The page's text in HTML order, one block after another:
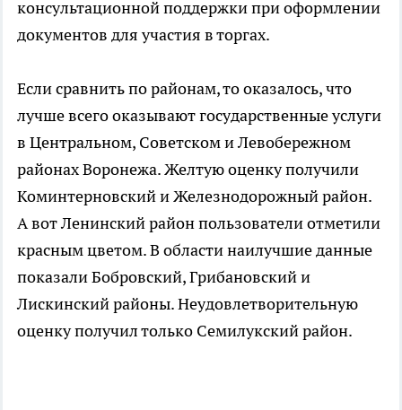
консультационной поддержки при оформлении
документов для участия в торгах.
Если сравнить по районам, то оказалось, что
лучше всего оказывают государственные услуги
в Центральном, Советском и Левобережном
районах Воронежа. Желтую оценку получили
Коминтерновский и Железнодорожный район.
А вот Ленинский район пользователи отметили
красным цветом. В области наилучшие данные
показали Бобровский, Грибановский и
Лискинский районы. Неудовлетворительную
оценку получил только Семилукский район.